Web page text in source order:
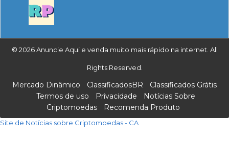
© 2026 Anuncie Aqui e venda muito mais rápido na internet. All
Rights Reserved.
Mercado Dinâmico ClassificadosBR
Classificados Grátis
Termos de uso
Privacidade
Notícias Sobre
Criptomoedas
Recomenda Produto
Site de Notícias sobre Criptomoedas - CA